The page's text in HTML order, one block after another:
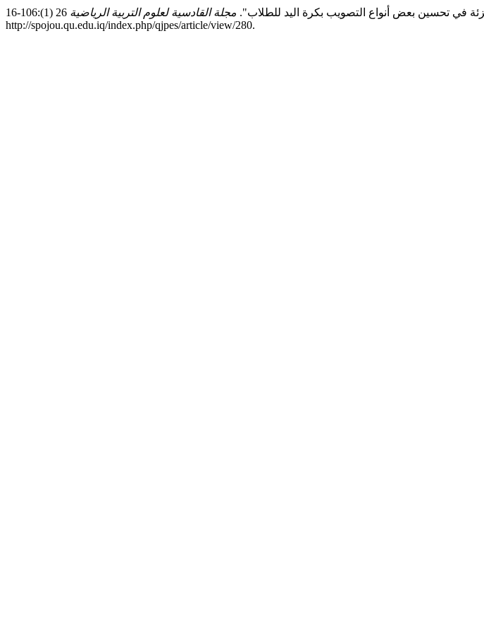
مجلة القادسية لعلوم التربية الرياضية
26 (1):106-16.
http://spojou.qu.edu.iq/index.php/qjpes/article/view/280.